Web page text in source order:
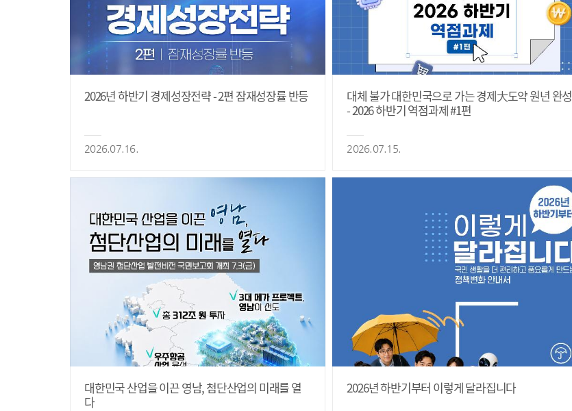
2026년 하반기 경제성장전략 - 2편 잠재성장률 반등
2026.07.16.
대체 불가 대한민국으로 가는 경제大도약 원년 완성
- 2026 하반기 역점과제 #1편
2026.07.15.
대한민국 산업을 이끈 영남, 첨단산업의 미래를 열
다
2026년 하반기부터 이렇게 달라집니다